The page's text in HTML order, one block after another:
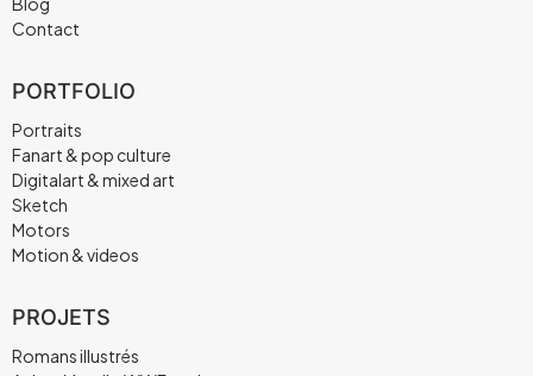
Contact
PORTFOLIO
Portraits
Fanart & pop culture
Digitalart & mixed art
Sketch
Motors
Motion & videos
PROJETS
Romans illustrés